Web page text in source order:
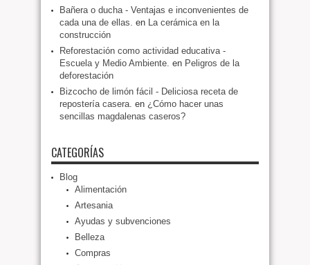
Bañera o ducha - Ventajas e inconvenientes de
cada una de ellas. en La cerámica en la
construcción
Reforestación como actividad educativa -
Escuela y Medio Ambiente. en Peligros de la
deforestación
Bizcocho de limón fácil - Deliciosa receta de
repostería casera. en ¿Cómo hacer unas
sencillas magdalenas caseros?
CATEGORÍAS
Blog
Alimentación
Artesania
Ayudas y subvenciones
Belleza
Compras